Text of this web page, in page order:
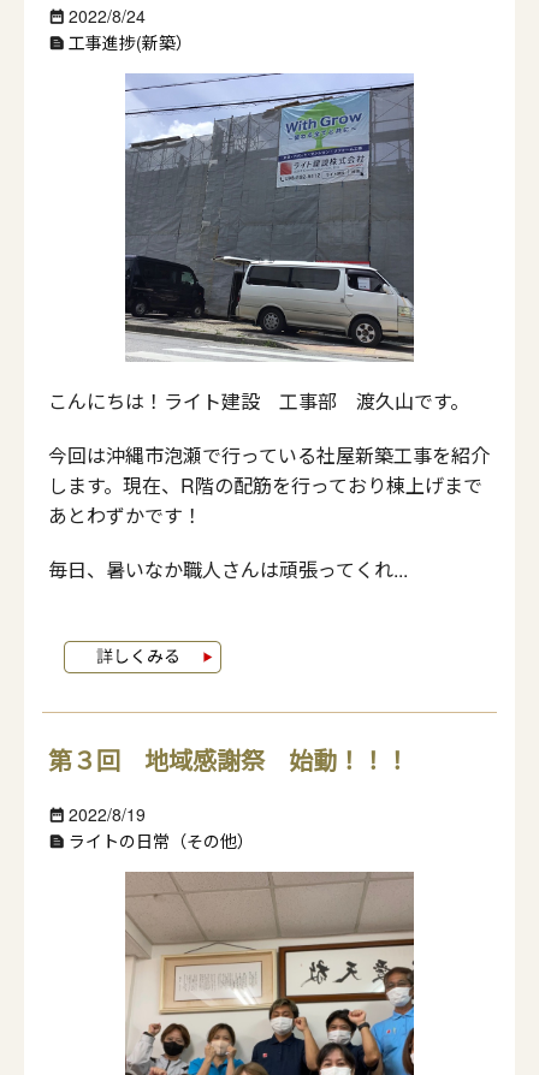
date_range 2022/8/24
text_snippet 工事進捗(新築）
こんにちは！ライト建設 工事部 渡久山です。
今回は沖縄市泡瀬で行っている社屋新築工事を紹介
します。現在、R階の配筋を行っており棟上げまで
あとわずかです！
毎日、暑いなか職人さんは頑張ってくれ...
第３回 地域感謝祭 始動！！！
date_range 2022/8/19
text_snippet ライトの日常（その他）